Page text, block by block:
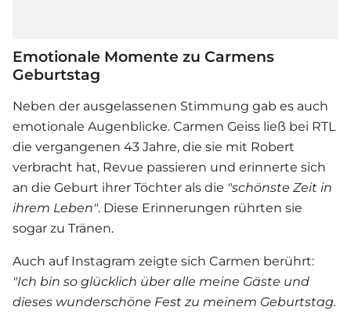
Emotionale Momente zu Carmens
Geburtstag
Neben der ausgelassenen Stimmung gab es auch
emotionale Augenblicke. Carmen Geiss ließ bei RTL
die vergangenen 43 Jahre, die sie mit Robert
verbracht hat, Revue passieren und erinnerte sich
an die Geburt ihrer Töchter als die "schönste Zeit in
ihrem Leben". Diese Erinnerungen rührten sie
sogar zu Tränen.
Auch auf Instagram zeigte sich Carmen berührt:
"Ich bin so glücklich über alle meine Gäste und
dieses wunderschöne Fest zu meinem Geburtstag.